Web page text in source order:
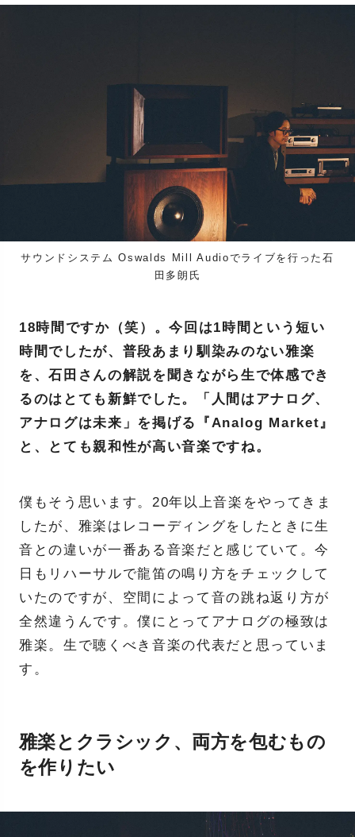
サウンドシステム Oswalds Mill Audioでライブを行った石
田多朗氏
18時間ですか（笑）。今回は1時間という短い
時間でしたが、普段あまり馴染みのない雅楽
を、石田さんの解説を聞きながら生で体感でき
るのはとても新鮮でした。「人間はアナログ、
アナログは未来」を掲げる『Analog Market』
と、とても親和性が高い音楽ですね。
僕もそう思います。20年以上音楽をやってきま
したが、雅楽はレコーディングをしたときに生
音との違いが一番ある音楽だと感じていて。今
日もリハーサルで龍笛の鳴り方をチェックして
いたのですが、空間によって音の跳ね返り方が
全然違うんです。僕にとってアナログの極致は
雅楽。生で聴くべき音楽の代表だと思っていま
す。
雅楽とクラシック、両方を包むもの
を作りたい